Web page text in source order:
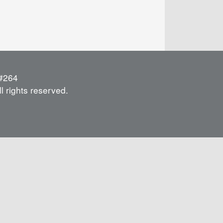
rights reserved.